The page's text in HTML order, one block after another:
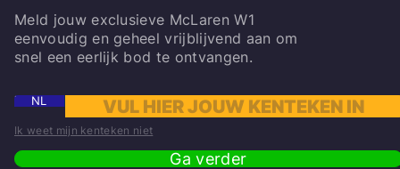
Meld jouw exclusieve McLaren W1
eenvoudig en geheel vrijblijvend aan om
snel een eerlijk bod te ontvangen.
NL
Ik weet mijn kenteken niet
Ga verder